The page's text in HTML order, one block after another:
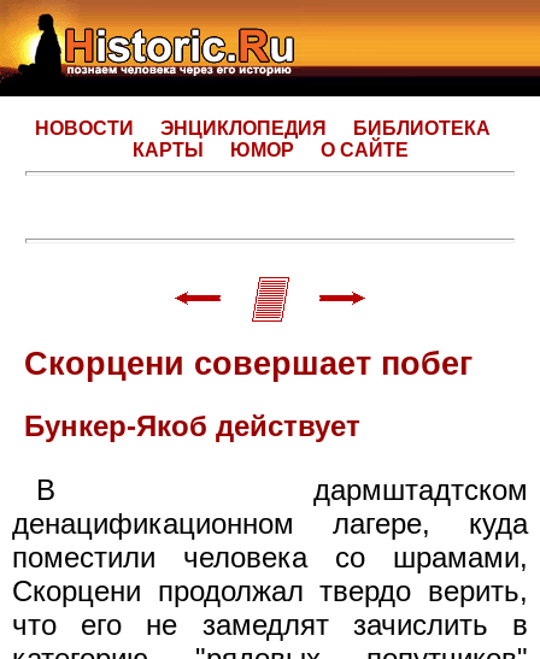
НОВОСТИ ЭНЦИКЛОПЕДИЯ
БИБЛИОТЕКА
КАРТЫ
ЮМОР О САЙТЕ
Скорцени совершает побег
Бункер-Якоб действует
В дармштадтском
денацификационном лагере, куда
поместили человека со шрамами,
Скорцени продолжал твердо верить,
что его не замедлят зачислить в